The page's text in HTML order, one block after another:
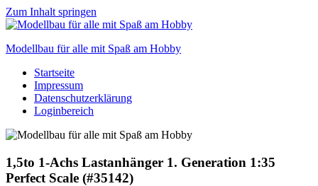
Zum Inhalt springen
Modellbau für alle mit Spaß am Hobby
Scale
modelling
to
Startseite
Impressum
Datenschutzerklärung
Loginbereich
1,5to 1-Achs Lastanhänger 1. Generation 1:35
Perfect Scale (#35142)